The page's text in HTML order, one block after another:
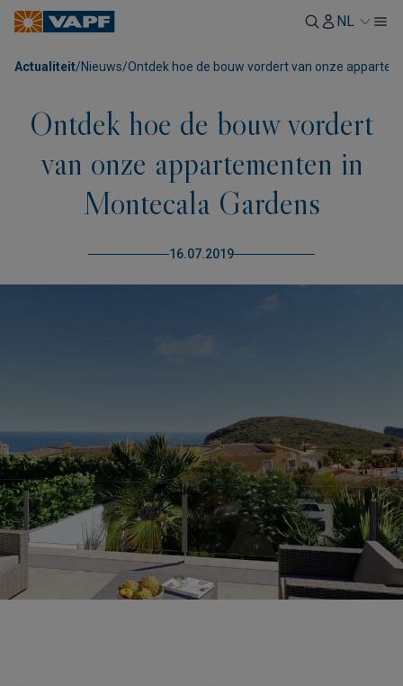
NL
Actualiteit/Nieuws/Ontdek hoe de bouw vordert van onze
Ontdek hoe de bouw vordert
van onze appartementen in
Montecala Gardens
16.07.2019